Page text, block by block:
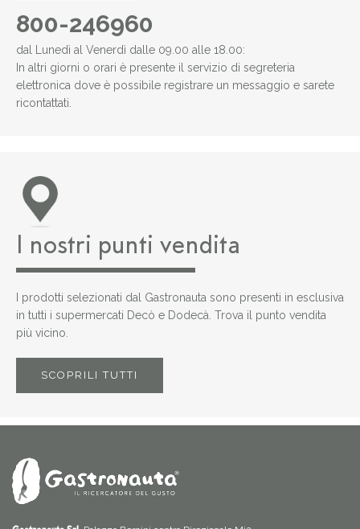
800-246960
dal Lunedì al Venerdì dalle 09.00 alle 18.00:
In altri giorni o orari è presente il servizio di segreteria
elettronica dove è possibile registrare un messaggio e sarete
ricontattati.
I nostri punti vendita
I prodotti selezionati dal Gastronauta sono presenti in esclusiva
in tutti i supermercati Decò e Dodecà. Trova il punto vendita
più vicino.
SCOPRILI TUTTI